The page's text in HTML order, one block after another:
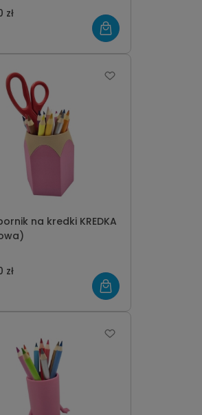
zł
na kredki KREDKA
zł